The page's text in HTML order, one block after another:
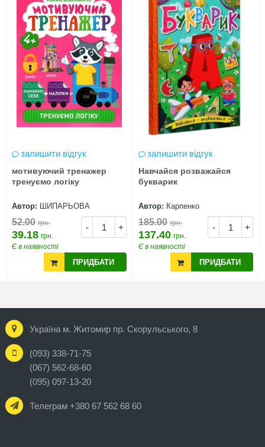
залишити відгук
мотивуючий тренажер
тренуємо логіку
Автор: ШИПАРЬОВА
- +
52.00 грн.
39.18 грн.
Є в наявності
ПРИДБАТИ
залишити відгук
Навчайся розважайся
букварик
Автор: Карпенко
- +
185.00 грн.
137.40 грн.
Є в наявності
ПРИДБАТИ
Україна м. Житомир пр. Скорульського, 8
(093) 338-71-75
(067) 562-68-60
(095) 097-13-20
Телеграм +380 67 562 68 60